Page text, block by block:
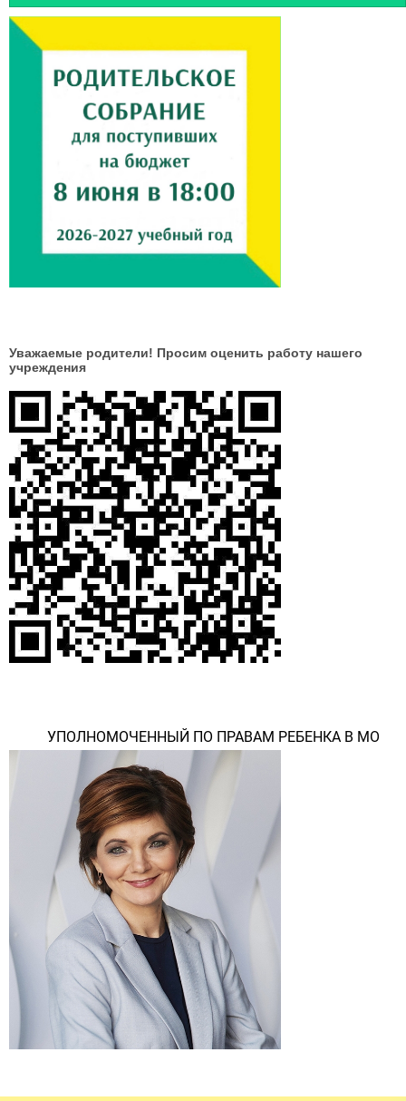
Уважаемые родители! Просим оценить работу нашего
учреждения
УПОЛНОМОЧЕННЫЙ ПО ПРАВАМ РЕБЕНКА В МО